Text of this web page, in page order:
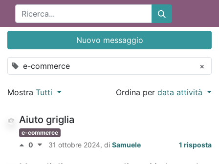
e-commerce ×
Nuovo messaggio
Mostra Tutti Ordina perdata attività
Aiuto griglia
e-commerce
0 31 ottobre 2024, di Samuele 1 risposta